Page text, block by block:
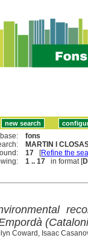
fons
MARTIN I
17 [Refine the
1 .. 17 in format [
Coward, Isaac